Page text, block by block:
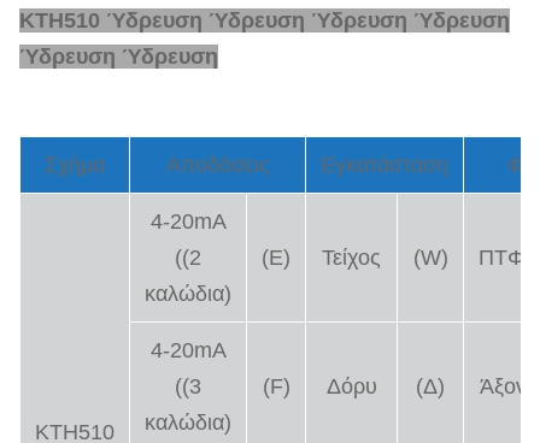
KTH510 Ύδρευση Ύδρευση Ύδρευση Ύδρευση
Ύδρευση Ύδρευση
Σχήμα Αποδόσεις Εγκατάσταση
KTH510
4-20mA
((2
καλώδια)
(Ε) Τείχος (W) ΠΤΦΕ
4-20mA
((3
καλώδια)
(F) Δόρυ (Δ) Άξονα